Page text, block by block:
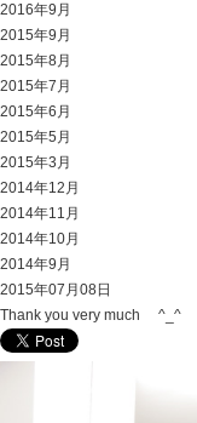
2016年9月
2015年9月
2015年8月
2015年7月
2015年6月
2015年5月
2015年3月
2014年12月
2014年11月
2014年10月
2014年9月
2015年07月08日
Thank you very much ^_^